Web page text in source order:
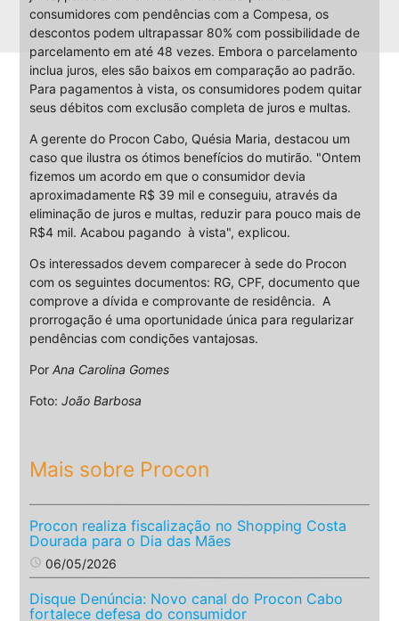
consumidores com pendências com a Compesa, os
descontos podem ultrapassar 80% com possibilidade de
parcelamento em até 48 vezes. Embora o parcelamento
inclua juros, eles são baixos em comparação ao padrão.
Para pagamentos à vista, os consumidores podem quitar
seus débitos com exclusão completa de juros e multas.
A gerente do Procon Cabo, Quésia Maria, destacou um
caso que ilustra os ótimos benefícios do mutirão. "Ontem
fizemos um acordo em que o consumidor devia
aproximadamente R$ 39 mil e conseguiu, através da
eliminação de juros e multas, reduzir para pouco mais de
R$4 mil. Acabou pagando à vista", explicou.
Os interessados devem comparecer à sede do Procon
com os seguintes documentos: RG, CPF, documento que
comprove a dívida e comprovante de residência. A
prorrogação é uma oportunidade única para regularizar
pendências com condições vantajosas.
Por Ana Carolina Gomes
Foto: João Barbosa
Mais sobre Procon
Procon realiza fiscalização no Shopping Costa
Dourada para o Dia das Mães
access_time 06/05/2026
Disque Denúncia: Novo canal do Procon Cabo
fortalece defesa do consumidor